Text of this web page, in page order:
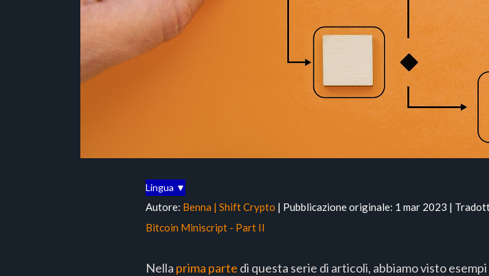
Lingua ▼
Autore: Benna | Shift Crypto | Pubblicazione originale: 1 mar 2023 |
Bitcoin Miniscript - Part II
Nella prima parte di questa serie di articoli, abbiamo visto